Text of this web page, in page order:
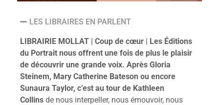
LES LIBRAIRES EN PARLENT
LIBRAIRIE MOLLAT | Coup de cœur | Les Éditions
du Portrait nous offrent une fois de plus le plaisir
de découvrir une grande voix. Après Gloria
Steinem, Mary Catherine Bateson ou encore
Sunaura Taylor, c’est au tour de Kathleen
Collins de nous interpeller, nous émouvoir, nous